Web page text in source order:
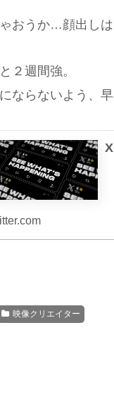
おうか…顔出しは
２週間強。
ならないよう、
X
映像クリエイター